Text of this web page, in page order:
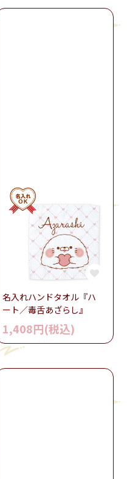
名入れハンドタオル『ハ
ート／毒舌あざらし』
1,408円(税込)